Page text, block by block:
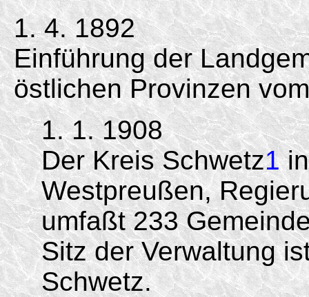
1. 4. 1892
Einführung der
östlichen Provinzen
1. 1. 1908
Der Kreis Schwetz1in
Westpreußen,
umfaßt 233
Sitz der Verwaltung
Schwetz.